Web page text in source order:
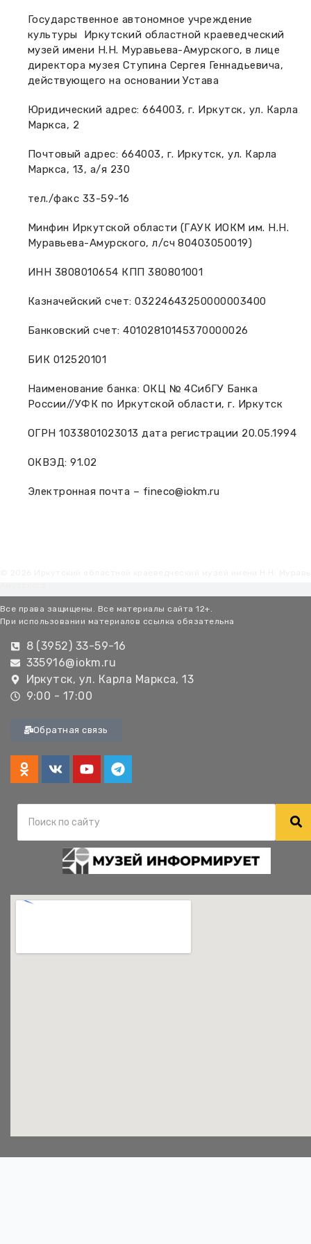
Независимая оценка
Проекты и программы
Научные издания
Новости
Фонды и коллекции
Ледокол Ангара
Музей В.Г. Распутина
КПЦ им. свт. Иннокентия (Вениаминова)
Мемориальный дом А.М. Тюрюмина
Музеи региона
Повышение квалификации
Профессиональные мероприятия
Государственное автономное учреждение
культуры Иркутский областной краеведческий
музей имени Н.Н. Муравьева-Амурского, в лице
директора музея Ступина Сергея Геннадьевича,
действующего на основании Устава
Юридический адрес: 664003, г. Иркутск, ул. Карла
Маркса, 2
Почтовый адрес: 664003, г. Иркутск, ул. Карла
Маркса, 13, а/я 230
тел./факс 33-59-16
Минфин Иркутской области (ГАУК ИОКМ им. Н.Н.
Муравьева-Амурского, л/сч 80403050019)
ИНН 3808010654 КПП 380801001
Казначейский счет: 03224643250000003400
Банковский счет: 40102810145370000026
БИК 012520101
Наименование банка: ОКЦ № 4СибГУ Банка
России//УФК по Иркутской области, г. Иркутск
ОГРН 1033801023013 дата регистрации 20.05.1994
ОКВЭД: 91.02
Электронная почта – fineco@iokm.ru
Все права защищены. Все материалы сайта 12+.
При использовании материалов ссылка обязательна
8 (3952) 33-59-16
335916@iokm.ru
Иркутск, ул. Карла Маркса, 13
9:00 - 17:00
Обратная связь